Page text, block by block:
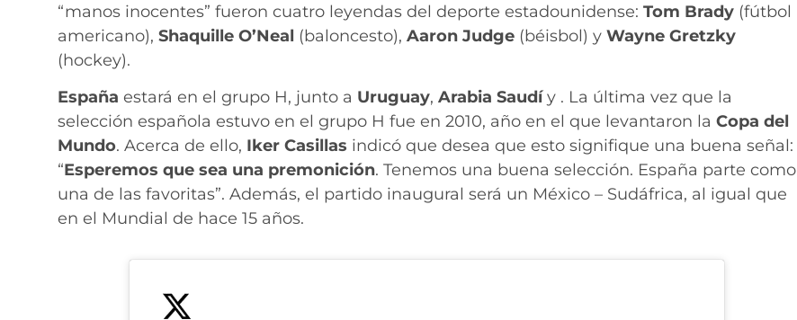
“manos inocentes” fueron cuatro leyendas del deporte estadounidense: Tom Brady(fútbol
americano), Shaquille O’Neal (baloncesto), Aaron Judge(béisbol) y Wayne Gretzky
(hockey).
España estará en el grupo H, junto a Uruguay, Arabia Saudíy . La última vez que la
selección española estuvo en el grupo H fue en 2010, año en el que levantaron la Copa del
Mundo. Acerca de ello, Iker Casillas indicó que desea que esto signifique una buena señal:
“Esperemos que sea una premonición. Tenemos una buena selección. España parte como
una de las favoritas”. Además, el partido inaugural será un México – Sudáfrica, al igual que
en el Mundial de hace 15 años.